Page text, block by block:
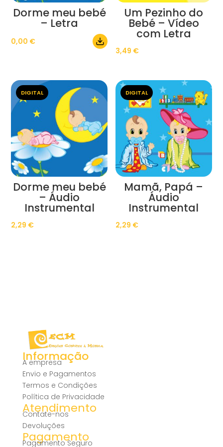
Dorme meu bebé
– Letra
0,00 €
Um Pezinho do
Bebé – Vídeo
com Letra
3,49 €
DIGITAL
Dorme meu bebé
– Áudio
Instrumental
2,29 €
DIGITAL
Mamã, Papá –
Áudio
Instrumental
2,29 €
Informação
A empresa
Envio e Pagamentos
Termos e Condições
Política de Privacidade
Atendimento
Contate-nos
Devoluções
Pagamento
Pagamento Seguro